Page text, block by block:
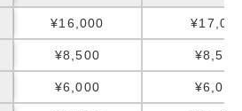
¥16,000
¥8,500 ¥8,500
¥6,000 ¥6,000